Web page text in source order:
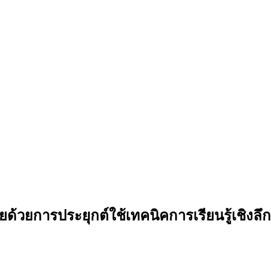
ยการประยุกต์ใช้เทคนิคการเรียนรู้เชิงลึก